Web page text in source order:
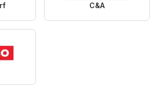
C&A